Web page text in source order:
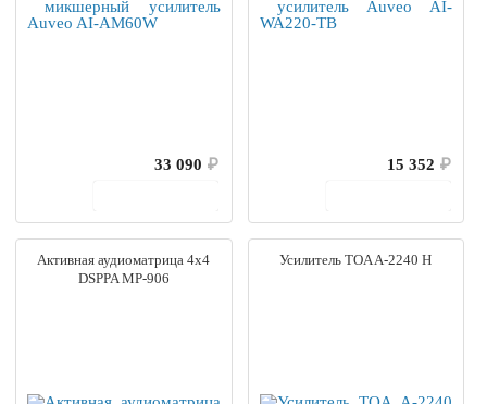
33 090 ₽
15 352 ₽
Активная аудиоматрица 4х4
DSPPA MP-906
Усилитель TOA A-2240 H